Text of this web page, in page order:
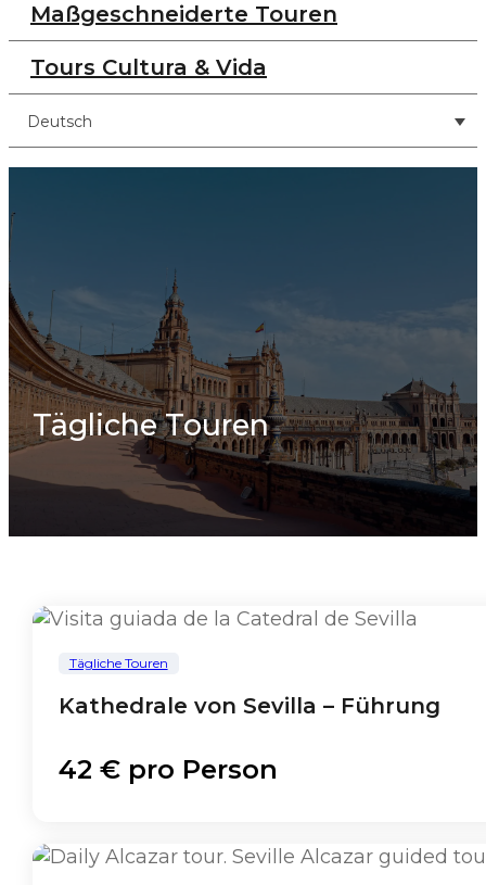
Maßgeschneiderte Touren
Tours Cultura & Vida
Deutsch
Tägliche Touren
Tägliche Touren
Kathedrale von Sevilla – Führung
42 € pro Person